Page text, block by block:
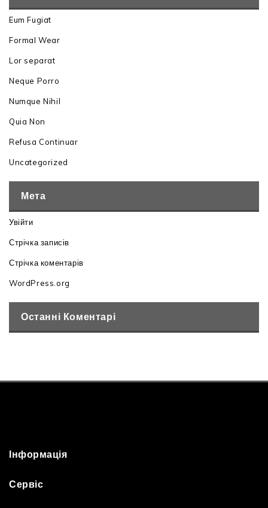
Eum Fugiat
Formal Wear
Lor separat
Neque Porro
Numque Nihil
Quia Non
Refusa Continuar
Uncategorized
Мета
Увійти
Стрічка записів
Стрічка коментарів
WordPress.org
Останні Коментарі
Інформація
Сервіс